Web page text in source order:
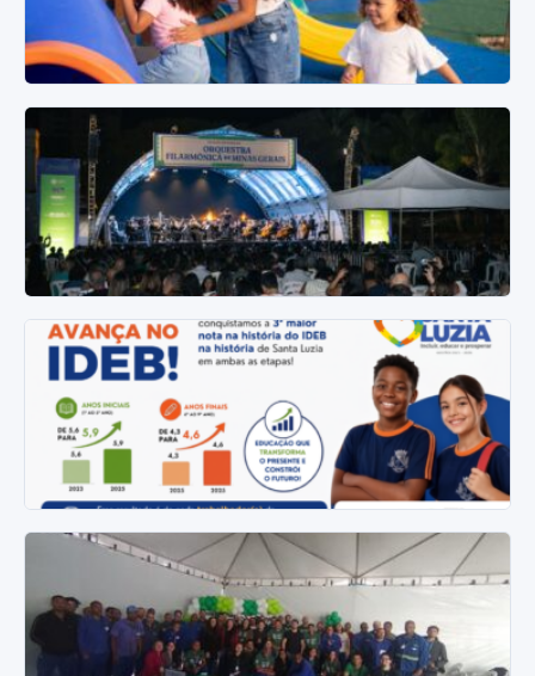
Benedito e transformou a noite de sábado em uma
grande…
7 de agosto de 2026
Cinco grandes projetos ampliam serviços e
infraestrutura em Santa Luzia
Intervenções em diferentes regiões do município
fortalecem o atendimento público, a saúde, a mobilidade, a
acessibilidade e as…
6 de agosto de 2026
Neste sábado (8), Filarmônica de Minas Gerais
realiza concerto gratuito na Praça da Juventude,
em Santa Luzia
Santa Luzia recebe, neste sábado, 8 de agosto, às 19h30,
uma apresentação especial da Orquestra Filarmônica de
Minas…
6 de agosto de 2026
Santa Luzia avança no IDEB e alcança uma das
melhores marcas de sua história
Resultado de 2025 mostra crescimento nas duas etapas do
Ensino Fundamental e reforça os avanços da educação
pública…